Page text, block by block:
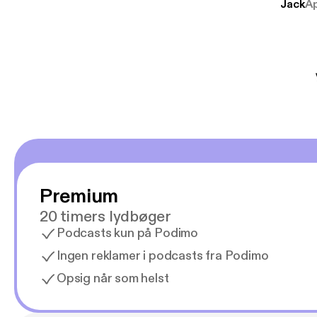
mere sværeJack
Premium
20 timers lydbøger
Podcasts kun på Podimo
Ingen reklamer i podcasts fra Podimo
Opsig når som helst